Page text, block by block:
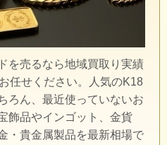
を売るなら地域買取り実績
任せください。人気のK18
ろん、最近使っていないお
飾品やインゴット、金貨
・貴金属製品を最新相場で